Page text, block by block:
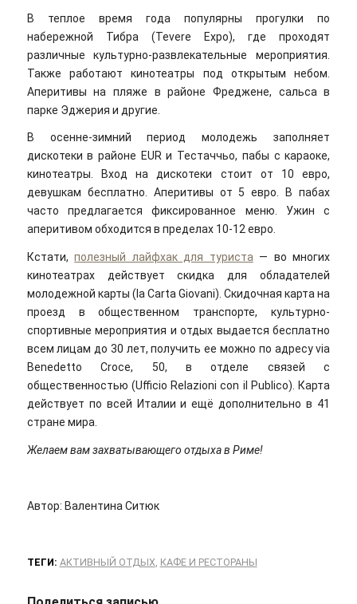
В теплое время года популярны прогулки по
набережной Тибра (Tevere Expo), где проходят
различные культурно-развлекательные мероприятия.
Также работают кинотеатры под открытым небом.
Аперитивы на пляже в районе Фреджене, сальса в
парке Эджерия и другие.
В осенне-зимний период молодежь заполняет
дискотеки в районе EUR и Тестаччьо, пабы с караоке,
кинотеатры. Вход на дискотеки стоит от 10 евро,
девушкам бесплатно. Аперитивы от 5 евро. В пабах
часто предлагается фиксированное меню. Ужин с
аперитивом обходится в пределах 10-12 евро.
Кстати,полезный лайфхак для туриста— во многих
кинотеатрах действует скидка для обладателей
молодежной карты (la Carta Giovani). Скидочная карта на
проезд в общественном транспорте, культурно-
спортивные мероприятия и отдых выдается бесплатно
всем лицам до 30 лет, получить ее можно по адресу via
Benedetto Croce, 50, в отделе связей с
общественностью (Ufficio Relazioni con il Publico). Карта
действует по всей Италии и ещё дополнительно в 41
стране мира.
Желаем вам захватывающего отдыха в Риме!
Автор: Валентина Ситюк
ТЕГИ: АКТИВНЫЙ ОТДЫХ КАФЕ И РЕСТОРАНЫ